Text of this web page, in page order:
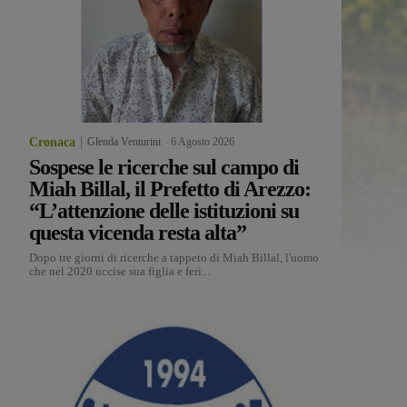
Cronaca Glenda Venturini 6 Agosto 2026
Sospese le ricerche sul campo di
Miah Billal, il Prefetto di Arezzo:
“L’attenzione delle istituzioni su
questa vicenda resta alta”
Dopo tre giorni di ricerche a tappeto di Miah Billal, l'uomo
che nel 2020 uccise sua figlia e ferì...